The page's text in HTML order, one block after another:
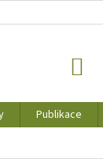
Publikace